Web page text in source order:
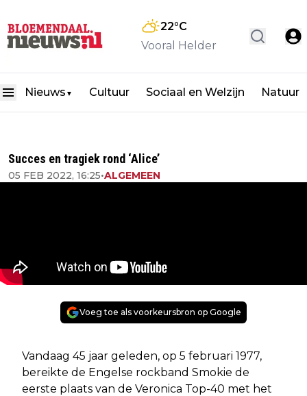
22°C
Vooral Helder
Nieuws ▼ Cultuur Sociaal en Welzijn Natuur
Succes en tragiek rond ‘Alice’
05 FEB 2022, 16:25•ALGEMEEN
Voeg toe als voorkeursbron op Google
Vandaag 45 jaar geleden, op 5 februari 1977,
bereikte de Engelse rockband Smokie de
eerste plaats van de Veronica Top-40 met het